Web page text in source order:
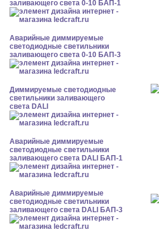
заливающего света 0-10 БАП-1
Аварийные диммируемые
светодиодные светильники
заливающего света 0-10 БАП-3
Диммируемые светодиодные
светильники заливающего
света DALI
Аварийные диммируемые
светодиодные светильники
заливающего света DALI БАП-1
Аварийные диммируемые
светодиодные светильники
заливающего света DALI БАП-3